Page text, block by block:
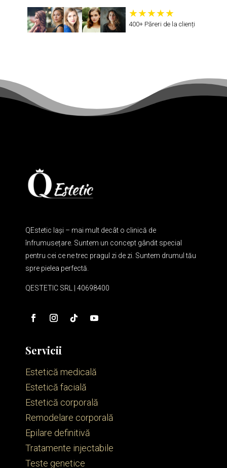
400+ Păreri de la clienți
QEstetic Iași – mai mult decât o clinică de
înfrumusețare. Suntem un concept gândit special
pentru cei ce ne trec pragul zi de zi. Suntem drumul tău
spre pielea perfectă.
QESTETIC SRL | 40698400
Servicii
Estetică medicală
Estetică facială
Estetică corporală
Remodelare corporală
Epilare definitivă
Tratamente injectabile
Teste genetice